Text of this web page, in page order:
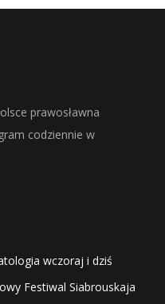
prawosławna
codziennie w
wczoraj i dziś
Festiwal Siabrouskaja